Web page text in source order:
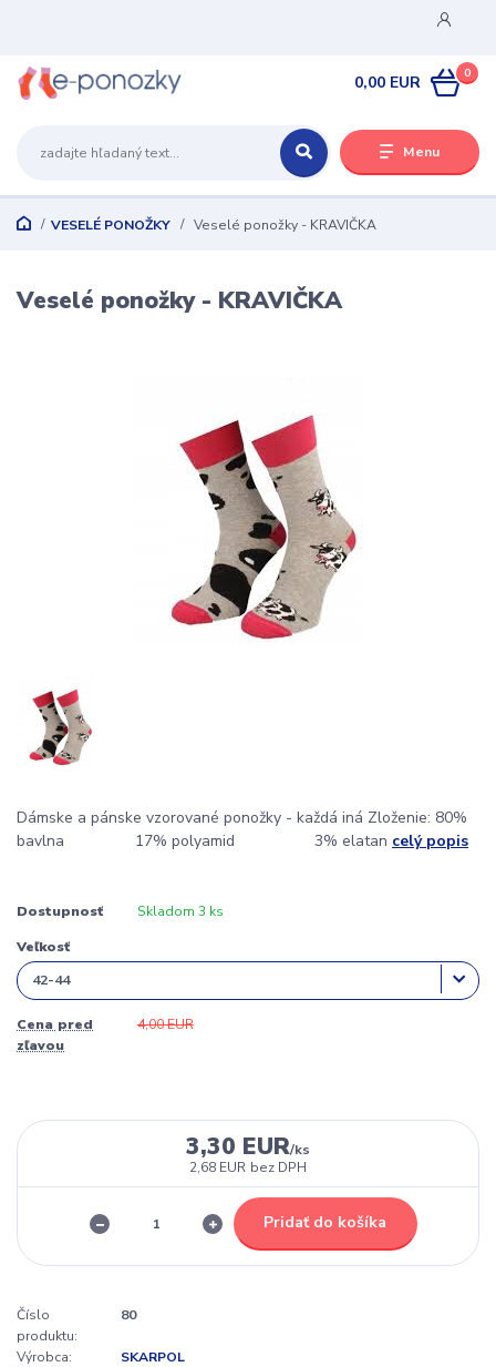
Menu
0
0,00 EUR
VESELÉ PONOŽKY Veselé ponožky - KRAVIČKA
Veselé ponožky - KRAVIČKA
Dámske a pánske vzorované ponožky - každá iná Zloženie: 80%
bavlna 17% polyamid 3% elatan celý popis
Dostupnosť Skladom 3 ks
Veľkosť
Cena pred
zľavou
4,00 EUR
3,30 EUR/ks
2,68 EUR bez DPH
Pridať do košíka
Číslo
produktu:
80
Výrobca:
SKARPOL